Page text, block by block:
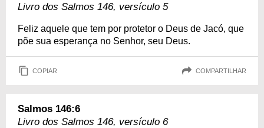
Livro dos Salmos 146, versículo 5
Feliz aquele que tem por protetor o Deus de Jacó, que
põe sua esperança no Senhor, seu Deus.
COPIAR COMPARTILHAR
Salmos 146:6
Livro dos Salmos 146, versículo 6